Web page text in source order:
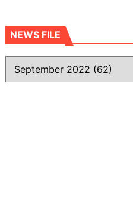
NEWS FILE